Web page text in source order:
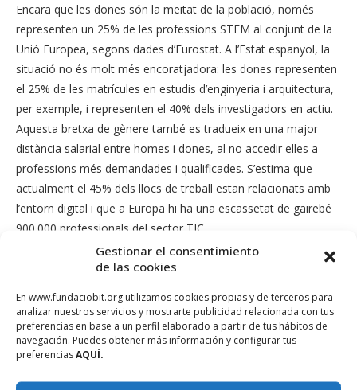
Gestionar el consentimiento
de las cookies
En www.fundaciobit.org utilizamos cookies propias y de terceros para
analizar nuestros servicios y mostrarte publicidad relacionada con tus
preferencias en base a un perfil elaborado a partir de tus hábitos de
navegación. Puedes obtener más información y configurar tus
preferenciasAQUÍ.
Encara que les dones són la meitat de la població, només
representen un 25% de les professions STEM al conjunt de la
Unió Europea, segons dades d’Eurostat. A l’Estat espanyol, la
situació no és molt més encoratjadora: les dones representen
el 25% de les matrícules en estudis d’enginyeria i arquitectura,
per exemple, i representen el 40% dels investigadors en actiu.
Aquesta bretxa de gènere també es tradueix en una major
distància salarial entre homes i dones, al no accedir elles a
professions més demandades i qualificades. S’estima que
actualment el 45% dels llocs de treball estan relacionats amb
l’entorn digital i que a Europa hi ha una escassetat de gairebé
900.000 professionals del sector TIC.
Aquestes xifres són resultat d’unes determinats condicionants
nines s’interessen per les STEM entre els 10 i els 12 anys, però
comencen a perdre l’interès als 15 anys, arribant al valor més
baix entre els 17 i els 19 anys. A primària, les nines tenen
confiança en programar, però després es van interessant més
la resolució concreta de problemes reals, que no en la